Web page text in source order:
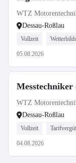
WTZ
Dessau-Roßlau
Vollzeit
05.08.2026
WTZ
Dessau-Roßlau
Vollzeit
04.08.2026